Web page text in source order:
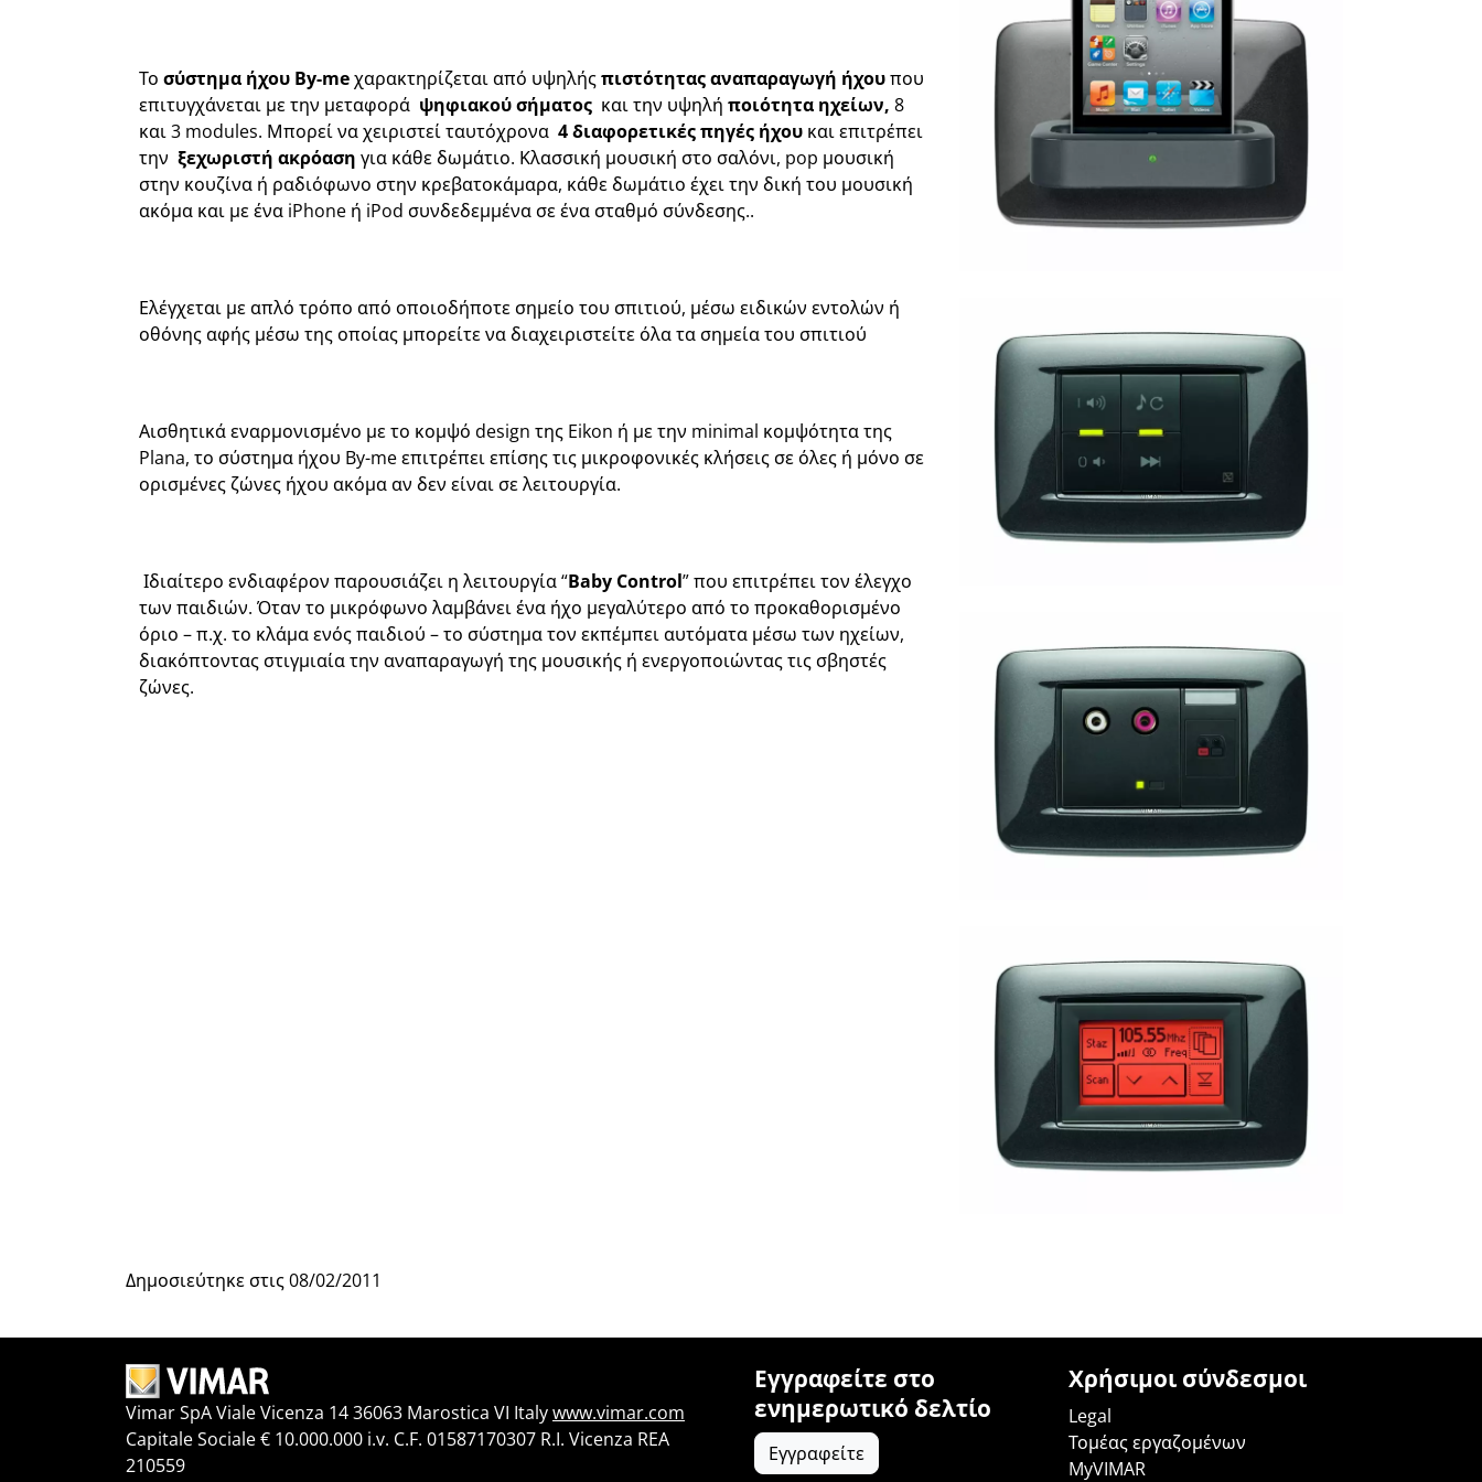
Το σύστημα ήχου By-meχαρακτηρίζεται από υψηλήςπιστότηταςαναπαραγωγή ήχουπου
επιτυγχάνεται με την μεταφορά ψηφιακούσήματος και την υψηλή ποιότητα ηχείων, 8
και 3 modules. Μπορεί να χειριστεί ταυτόχρονα 4διαφορετικές πηγές ήχου και επιτρέπει
την ξεχωριστή ακρόαση για κάθε δωμάτιο. Κλασσική μουσική στο σαλόνι, pop μουσική
στην κουζίνα ή ραδιόφωνο στην κρεβατοκάμαρα, κάθε δωμάτιο έχει την δική του μουσική
ακόμα και με ένα iPhone ή iPod συνδεδεμμένα σε ένα σταθμό σύνδεσης..
Ελέγχεται με απλό τρόπο από οποιοδήποτε σημείο του σπιτιού, μέσω ειδικών εντολών ή
οθόνης αφής μέσω της οποίας μπορείτε να διαχειριστείτε όλα τα σημεία του σπιτιού
Αισθητικά εναρμονισμένο με το κομψό design της Eikon ή με την minimal κομψότητα της
Plana, το σύστημα ήχου By-me επιτρέπει επίσης τις μικροφονικές κλήσεις σε όλες ή μόνο σε
ορισμένες ζώνες ήχου ακόμα αν δεν είναι σε λειτουργία.
Ιδιαίτερο ενδιαφέρον παρουσιάζει η λειτουργία “Baby Control” που επιτρέπει τον έλεγχο
των παιδιών. Όταν το μικρόφωνο λαμβάνει ένα ήχο μεγαλύτερο από το προκαθορισμένο
όριο – π.χ. το κλάμα ενός παιδιού – το σύστημα τον εκπέμπει αυτόματα μέσω των ηχείων,
διακόπτοντας στιγμιαία την αναπαραγωγή της μουσικής ή ενεργοποιώντας τις σβηστές
ζώνες.
Δημοσιεύτηκε στις08/02/2011
Vimar SpA Viale Vicenza 14 36063 Marostica VI Italywww.vimar.com
Capitale Sociale € 10.000.000 i.v. C.F. 01587170307 R.I. Vicenza REA
210559
Εγγραφείτε στο
ενημερωτικό δελτίο
Εγγραφείτε
Χρήσιμοι σύνδεσμοι
Legal
Τομέας εργαζομένων
MyVIMAR